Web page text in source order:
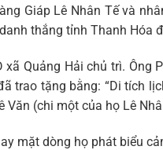
Giáp Lê Nhân Tế và
thắng tỉnh Thanh Hóa
xã Quảng Hải chủ trì.
trao tặng bằng: “Di tích
Văn (chi một của họ Lê
mặt dòng họ phát biểu